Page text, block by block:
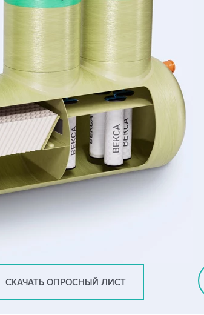
СКАЧАТЬ ОПРОСНЫЙ ЛИСТ